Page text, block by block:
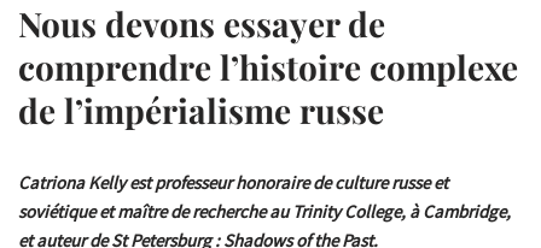
Nous devons essayer de
comprendre l’histoire complexe
de l’impérialisme russe
Catriona Kelly est professeur honoraire de culture russe et
soviétique et maître de recherche au Trinity College, à Cambridge,
et auteur de St Petersburg : Shadows of the Past.